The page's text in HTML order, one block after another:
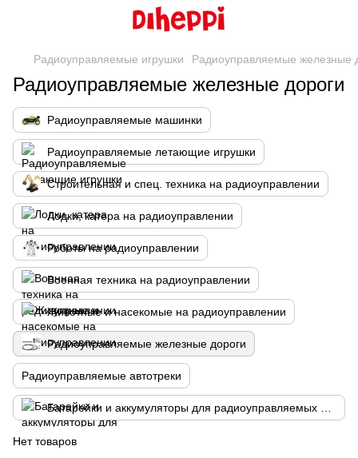
Радиоуправляемые игрушки Радиоуправляемые железные
Радиоуправляемые железные дороги
Радиоуправляемые машинки
Радиоуправляемые летающие игрушки
Строительная и спец. техника на радиоуправлении
Лодки, катера на радиоуправлении
Роботы на радиоуправлении
Военная техника на радиоуправлении
Животные и насекомые на радиоуправлении
Радиоуправляемые железные дороги
Радиоуправляемые автотреки
Нет товаров